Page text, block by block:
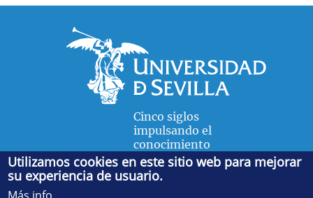
Cinco siglos
impulsando el
conocimiento
FACULTAD DE FÍSICA
Utilizamos cookies en este sitio web para mejorar
su experiencia de usuario.